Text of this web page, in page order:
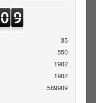
35
550
1902
1902
589909